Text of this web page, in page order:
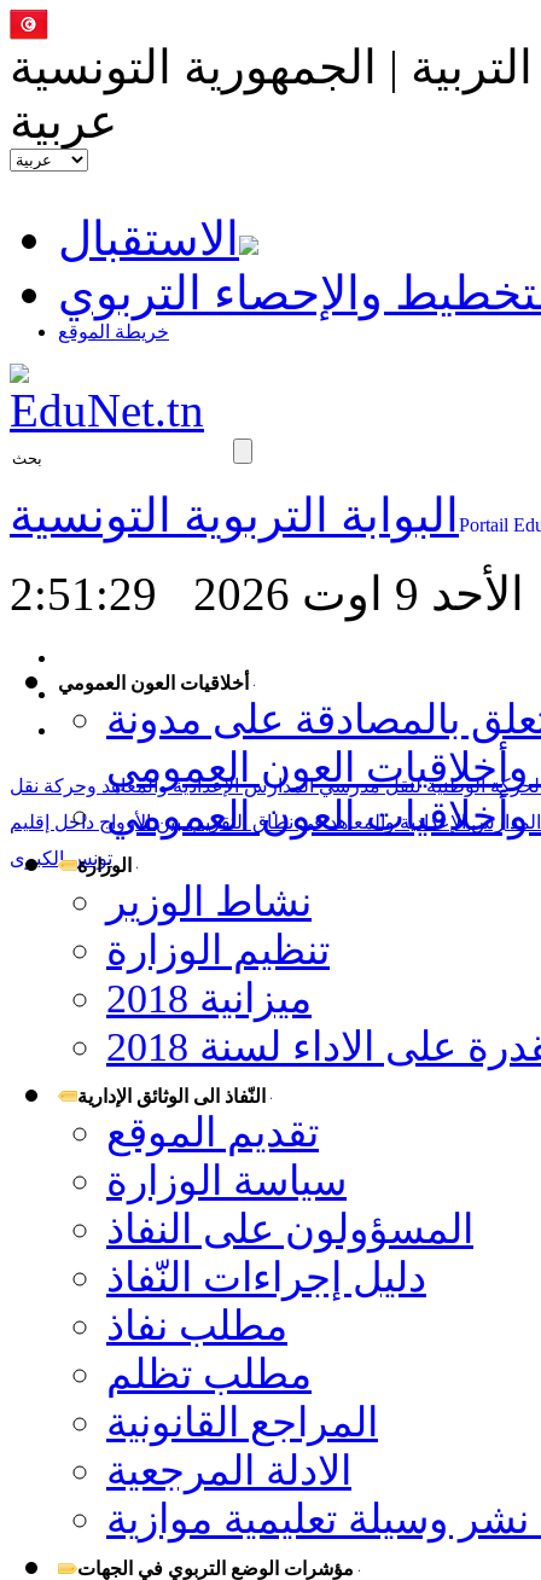
| الجمهورية التونسية
عربية
الاستقبال
والإحصاء التربوي
خريطة الموقع
البوابة التربوية التونسية
الأحد 9 اوت 2026
2:51:30
الوطنية لنقل مدرسي المدارس الإعدادية والمعاهد وحركة نقل
الإعدادية والمعاهد في نطاق التقريب بين الأزواج داخل إقليم
تونس الكبرى
أخلاقيات العون العمومي
4030 لسنة2014 يتعلق بالمصادقة على مدونة
العون العمومي
العون العمومي
الوزارة
نشاط الوزير
تنظيم الوزارة
ميزانية 2018
على الاداء لسنة 2018
النّفاذ الى الوثائق الإدارية
تقديم الموقع
سياسة الوزارة
المسؤولون على النفاذ
دليل إجراءات النّفاذ
مطلب نفاذ
مطلب تظلم
المراجع القانونية
الادلة المرجعية
وسيلة تعليمية موازية
مؤشرات الوضع التربوي في الجهات